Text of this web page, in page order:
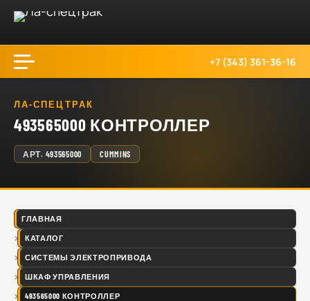
+7 (343) 361-36-16
ЛА-СПЕЦТРАК
493565000 КОНТРОЛЛЕР
АРТ. 493565000 CUMMINS
ГЛАВНАЯ
КАТАЛОГ
СИСТЕМЫ ЭЛЕКТРОПРИВОДА
ШКАФ УПРАВЛЕНИЯ
493565000 КОНТРОЛЛЕР